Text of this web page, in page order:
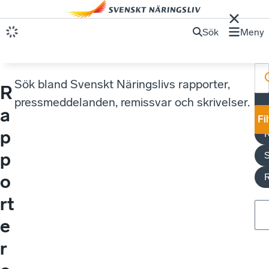
Sök Meny
R
a
p
p
o
rt
e
r
Sök bland Svenskt Näringslivs rapporter,
pressmeddelanden, remissvar och skrivelser.